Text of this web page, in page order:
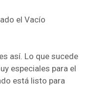
el Vacío
así. Lo que sucede
especiales para el
está listo para